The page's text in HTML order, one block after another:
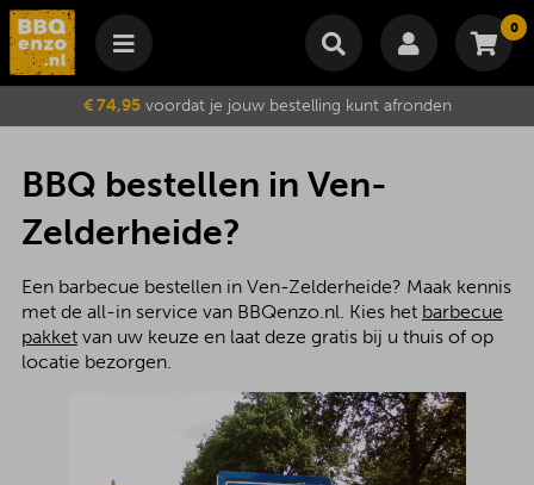
0
Winkelmand
Je winkelwagen is momenteel leeg.
Subtotaal €
Wijzig winkelmand
€ 74,95voordat je jouw bestelling kunt afronden
BBQ bestellen in Ven-
Zelderheide?
Een barbecue bestellen in Ven-Zelderheide? Maak kennis
met de all-in service van BBQenzo.nl. Kies het barbecue
pakketvan uw keuze en laat deze gratis bij u thuis of op
locatie bezorgen.